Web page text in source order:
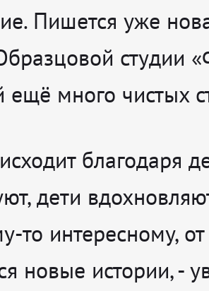
Пишется уже
студии
ещё много чистых
благодаря
дети
то интересному, от
новые истории, -